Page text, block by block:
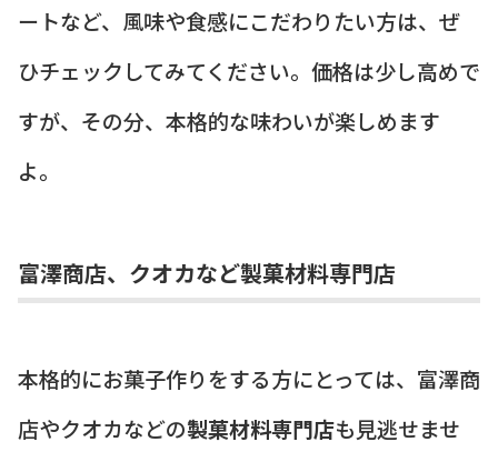
ートなど、風味や食感にこだわりたい方は、ぜ
ひチェックしてみてください。価格は少し高めで
すが、その分、本格的な味わいが楽しめます
よ。
富澤商店、クオカなど製菓材料専門店
本格的にお菓子作りをする方にとっては、富澤商
店やクオカなどの製菓材料専門店も見逃せませ